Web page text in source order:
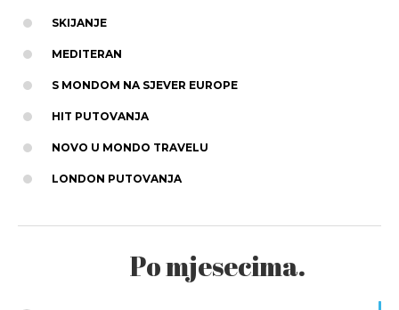
SKIJANJE
MEDITERAN
S MONDOM NA SJEVER EUROPE
HIT PUTOVANJA
NOVO U MONDO TRAVELU
LONDON PUTOVANJA
Po mjesecima.